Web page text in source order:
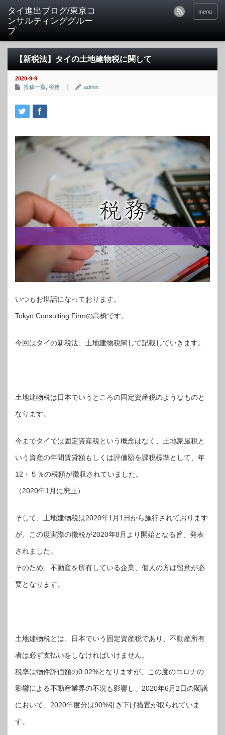
タイ進出ブログ/東京コ
ンサルティンググルー
プ
menu
【新税法】タイの土地建物税に関して
2020-9-9
投稿一覧 税務 admin
いつもお世話になっております。
Tokyo Consulting Firmの高橋です。
今回はタイの新税法、土地建物税関して記載していきます。
土地建物税は日本でいうところの固定資産税のようなものと
なります。
今までタイでは固定資産税という概念はなく、土地家屋税と
いう資産の年間賃貸額もしくは評価額を課税標準として、年
12・５％の税額が徴収されていました。
（2020年1月に廃止）
そして、土地建物税は2020年1月1日から施行されております
が、この度実際の徴税が2020年8月より開始となる旨、発表
されました。
そのため、不動産を所有している企業、個人の方は留意が必
要となります。
土地建物税とは、日本でいう固定資産税であり、不動産所有
者は必ず支払いをしなければいけません。
税率は物件評価額の0.02%となりますが、この度のコロナの
影響による不動産業界の不況も影響し、2020年6月2日の閣議
において、2020年度分は90%引き下げ措置が取られていま
す。